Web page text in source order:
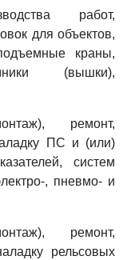
работ,
для объектов,
краны,
(вышки),
ремонт,
ПС и (или)
систем
, пневмо- и
ремонт,
рельсовых